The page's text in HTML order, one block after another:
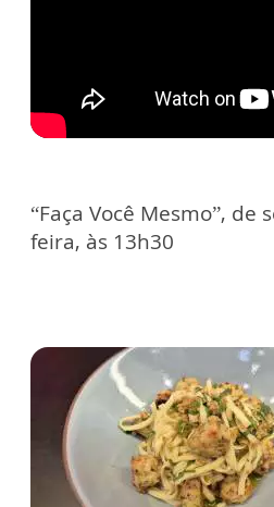
“Faça Você Mesmo”, de
feira, às 13h30